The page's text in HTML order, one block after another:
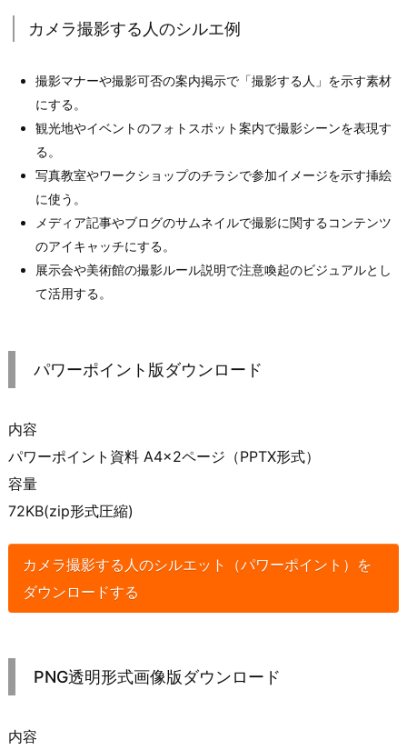
カメラ撮影する人のシルエ例
撮影マナーや撮影可否の案内掲示で「撮影する人」を示す素材
にする。
観光地やイベントのフォトスポット案内で撮影シーンを表現す
る。
写真教室やワークショップのチラシで参加イメージを示す挿絵
に使う。
メディア記事やブログのサムネイルで撮影に関するコンテンツ
のアイキャッチにする。
展示会や美術館の撮影ルール説明で注意喚起のビジュアルとし
て活用する。
パワーポイント版ダウンロード
内容
パワーポイント資料 A4×2ページ（PPTX形式）
容量
72KB(zip形式圧縮)
カメラ撮影する人のシルエット（パワーポイント）を
ダウンロードする
PNG透明形式画像版ダウンロード
内容